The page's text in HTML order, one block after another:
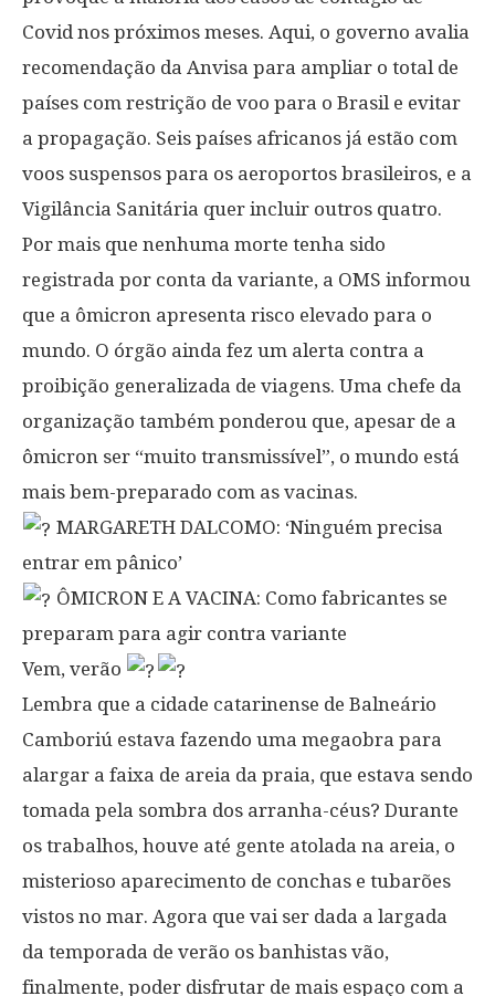
Covid nos próximos meses. Aqui, o governo avalia
recomendação da Anvisa para ampliar o total de
países com restrição de voo para o Brasil e evitar
a propagação. Seis países africanos já estão com
voos suspensos para os aeroportos brasileiros, e a
Vigilância Sanitária quer incluir outros quatro.
Por mais que nenhuma morte tenha sido
registrada por conta da variante, a OMS informou
que a ômicron apresenta risco elevado para o
mundo. O órgão ainda fez um alerta contra a
proibição generalizada de viagens. Uma chefe da
organização também ponderou que, apesar de a
ômicron ser “muito transmissível”, o mundo está
mais bem-preparado com as vacinas.
MARGARETH DALCOMO: ‘Ninguém precisa
entrar em pânico’
ÔMICRON E A VACINA: Como fabricantes se
preparam para agir contra variante
Vem, verão
Lembra que a cidade catarinense de Balneário
Camboriú estava fazendo uma megaobra para
alargar a faixa de areia da praia, que estava sendo
tomada pela sombra dos arranha-céus? Durante
os trabalhos, houve até gente atolada na areia, o
misterioso aparecimento de conchas e tubarões
vistos no mar. Agora que vai ser dada a largada
da temporada de verão os banhistas vão,
finalmente, poder disfrutar de mais espaço com a